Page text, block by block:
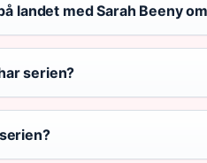
landet med Sarah Beeny
serien?